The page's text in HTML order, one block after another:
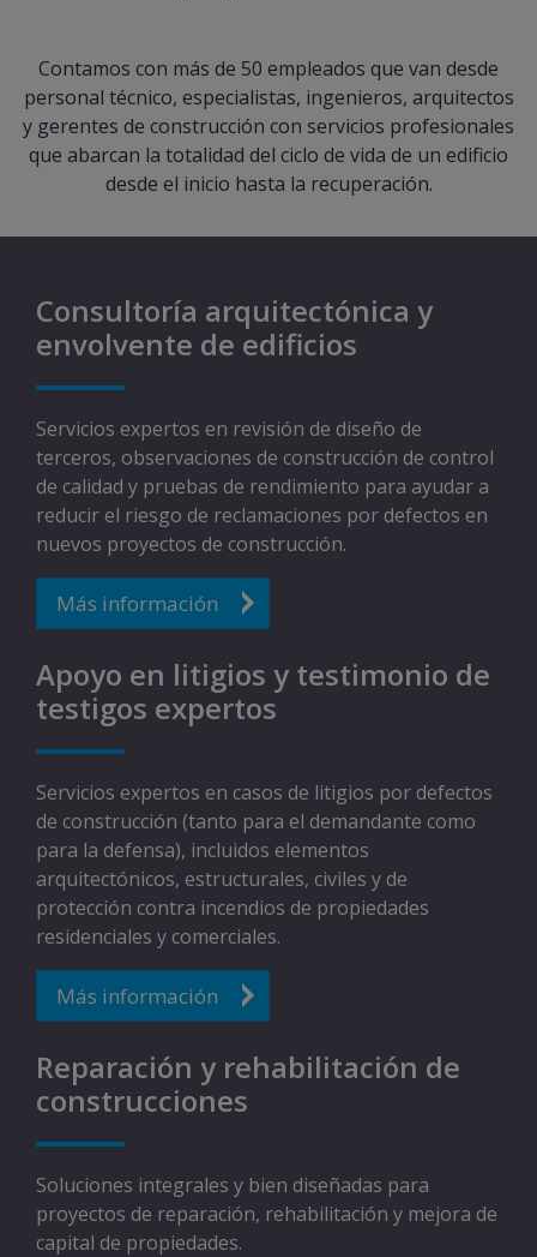
Contamos con más de 50 empleados que van desde
personal técnico, especialistas, ingenieros, arquitectos
y gerentes de construcción con servicios profesionales
que abarcan la totalidad del ciclo de vida de un edificio
desde el inicio hasta la recuperación.
Consultoría arquitectónica y
envolvente de edificios​
Servicios expertos en revisión de diseño de
terceros, observaciones de construcción de control
de calidad y pruebas de rendimiento para ayudar a
reducir el riesgo de reclamaciones por defectos en
nuevos proyectos de construcción.
Más información
Apoyo en litigios y testimonio de
testigos expertos​
Servicios expertos en casos de litigios por defectos
de construcción (tanto para el demandante como
para la defensa), incluidos elementos
arquitectónicos, estructurales, civiles y de
protección contra incendios de propiedades
residenciales y comerciales.
Más información
Reparación y rehabilitación de
construcciones
Soluciones integrales y bien diseñadas para
proyectos de reparación, rehabilitación y mejora de
capital de propiedades.​